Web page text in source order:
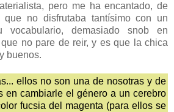
pero me ha encantado, de
que no disfrutaba tantísimo con un
vocabulario, demasiado snob en
no pare de reir, y es que la chica
buenos.
ellos no son una de nosotras y de
en cambiarle el género a un cerebro
fucsia del magenta (para ellos se